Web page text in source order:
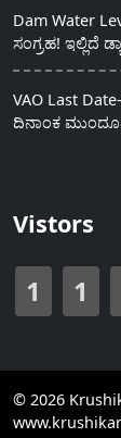
Dam Water
ಸಂಗ್ರಹ! ಇಲ್ಲಿದೆ
VAO Last
ದಿನಾಂಕ
Vistors
1 1
© 2026